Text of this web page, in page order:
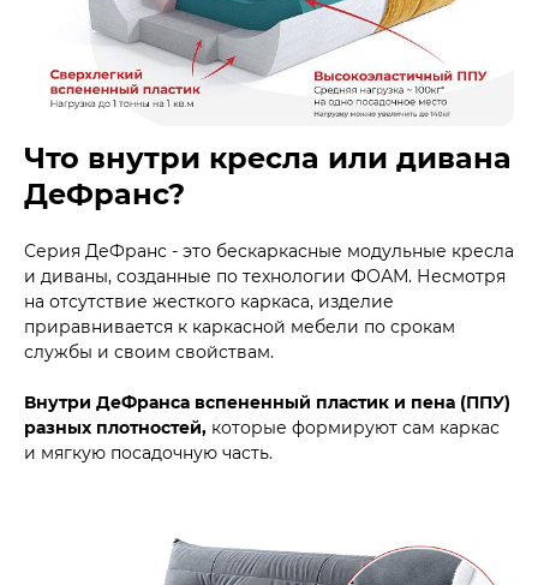
Что внутри кресла или дивана
ДеФранс?
Серия ДеФранс - это бескаркасные модульные кресла
и диваны, созданные по технологии ФОАМ. Несмотря
на отсутствие жесткого каркаса, изделие
приравнивается к каркасной мебели по срокам
службы и своим свойствам.
Внутри ДеФранса вспененный пластик и пена (ППУ)
разных плотностей, которые формируют сам каркас
и мягкую посадочную часть.